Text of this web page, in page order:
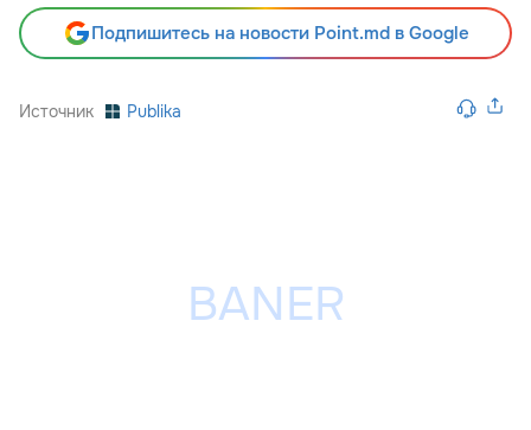
Подпишитесь на новости Point.md в Google
Источник Publika